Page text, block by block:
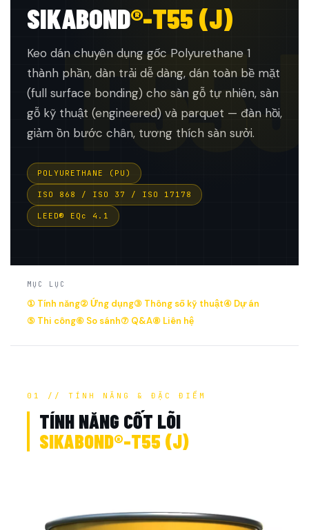
T55J
SIKABOND®-T55 (J)
Keo dán chuyên dụng gốc Polyurethane 1
thành phần, dàn trải dễ dàng, dán toàn bề mặt
(full surface bonding) cho sàn gỗ tự nhiên, sàn
gỗ kỹ thuật (engineered) và parquet — đàn hồi,
giảm ồn bước chân, tương thích sàn sưởi.
POLYURETHANE (PU)
ISO 868 / ISO 37 / ISO 17178
LEED® EQc 4.1
MỤC LỤC
① Tính năng② Ứng dụng③ Thông số kỹ thuật④ Dự án
⑤ Thi công⑥ So sánh⑦ Q&A⑧ Liên hệ
01 // TÍNH NĂNG & ĐẶC ĐIỂM
TÍNH NĂNG CỐT LÕI
SIKABOND®-T55 (J)